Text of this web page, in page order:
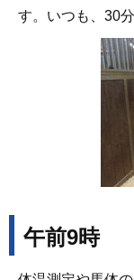
す。いつも、30
午前9時